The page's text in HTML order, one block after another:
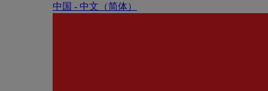
中国 - 中⽂（简体）